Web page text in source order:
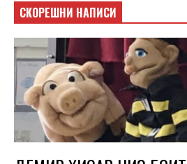
СКОРЕШНИ НАПИСИ